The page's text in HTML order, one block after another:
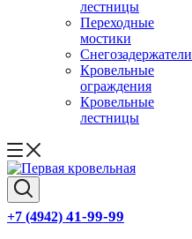
лестницы
Переходные
мостики
Снегозадержатели
Кровельные
ограждения
Кровельные
лестницы
+7 (4942) 41-99-99